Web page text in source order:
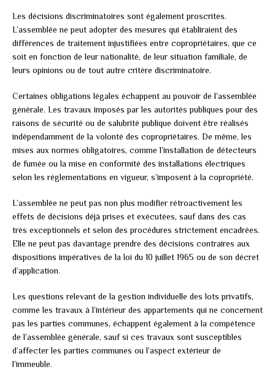
Les décisions discriminatoires sont également proscrites.
L’assemblée ne peut adopter des mesures qui établiraient des
différences de traitement injustifiées entre copropriétaires, que ce
soit en fonction de leur nationalité, de leur situation familiale, de
leurs opinions ou de tout autre critère discriminatoire.
Certaines obligations légales échappent au pouvoir de l’assemblée
générale. Les travaux imposés par les autorités publiques pour des
raisons de sécurité ou de salubrité publique doivent être réalisés
indépendamment de la volonté des copropriétaires. De même, les
mises aux normes obligatoires, comme l’installation de détecteurs
de fumée ou la mise en conformité des installations électriques
selon les réglementations en vigueur, s’imposent à la copropriété.
L’assemblée ne peut pas non plus modifier rétroactivement les
effets de décisions déjà prises et exécutées, sauf dans des cas
très exceptionnels et selon des procédures strictement encadrées.
Elle ne peut pas davantage prendre des décisions contraires aux
dispositions impératives de la loi du 10 juillet 1965 ou de son décret
d’application.
Les questions relevant de la gestion individuelle des lots privatifs,
comme les travaux à l’intérieur des appartements qui ne concernent
pas les parties communes, échappent également à la compétence
de l’assemblée générale, sauf si ces travaux sont susceptibles
d’affecter les parties communes ou l’aspect extérieur de
l’immeuble.